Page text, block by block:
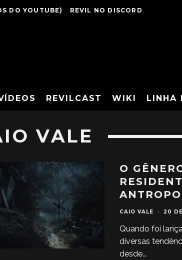
DO YOUTUBE) REVIL NO DISCORD
REVILCAST WIKI LINHA
VALE
O
CAIO VALE · 20
Quando foi
diversas
desde...